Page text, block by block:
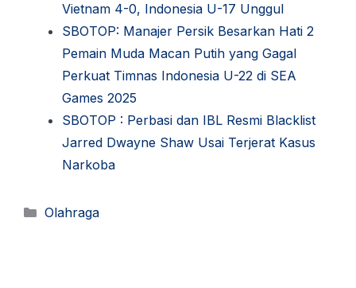
Vietnam 4-0, Indonesia U-17 Unggul
SBOTOP: Manajer Persik Besarkan Hati 2
Pemain Muda Macan Putih yang Gagal
Perkuat Timnas Indonesia U-22 di SEA
Games 2025
SBOTOP : Perbasi dan IBL Resmi Blacklist
Jarred Dwayne Shaw Usai Terjerat Kasus
Narkoba
Kategori
Olahraga